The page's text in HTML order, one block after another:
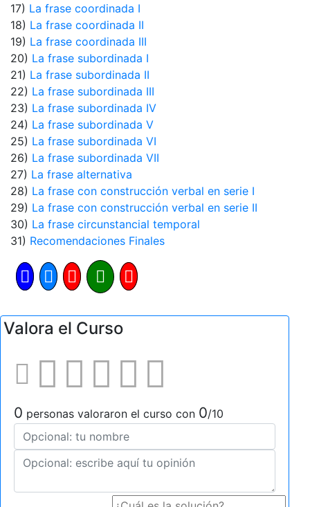
17) La frase coordinada I
18) La frase coordinada II
19) La frase coordinada III
20) La frase subordinada I
21) La frase subordinada II
22) La frase subordinada III
23) La frase subordinada IV
24) La frase subordinada V
25) La frase subordinada VI
26) La frase subordinada VII
27) La frase alternativa
28) La frase con construcción verbal en serie I
29) La frase con construcción verbal en serie II
30) La frase circunstancial temporal
31) Recomendaciones Finales
Valora el Curso
0 personas valoraron el curso con 0/10